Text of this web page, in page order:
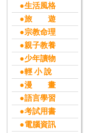
●生活風格
●旅 遊
●宗教命理
●親子教養
●少年讀物
●輕 小 說
●漫 畫
●語言學習
●考試用書
●電腦資訊